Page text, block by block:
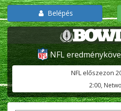
Belépés
NFL
NFL előszezon
2:00,